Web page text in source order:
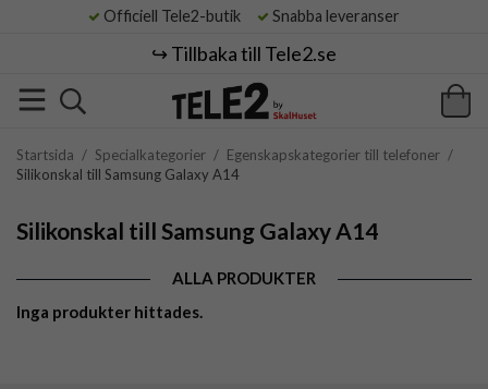
Officiell Tele2-butik Snabba leveranser
↪️ Tillbaka till Tele2.se
Startsida / Specialkategorier / Egenskapskategorier till telefoner /
Silikonskal till Samsung Galaxy A14
Silikonskal till Samsung Galaxy A14
ALLA PRODUKTER
Inga produkter hittades.